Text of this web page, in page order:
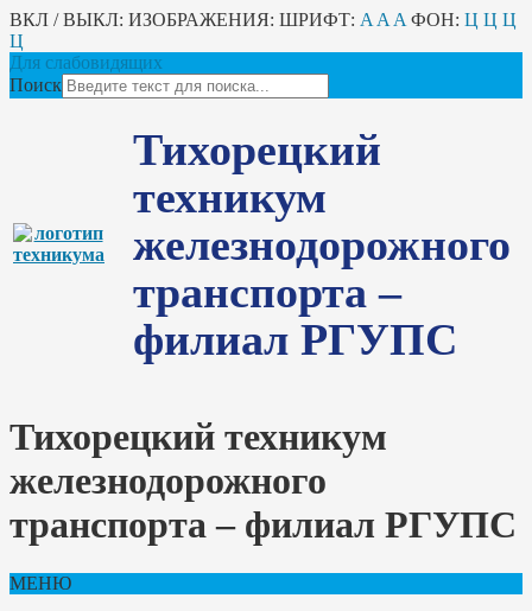
ВКЛ / ВЫКЛ: ИЗОБРАЖЕНИЯ: ШРИФТ: A A A ФОН: Ц Ц Ц
Ц
Для слабовидящих
Поиск
Тихорецкий
техникум
железнодорожного
транспорта –
филиал РГУПС
Тихорецкий техникум
железнодорожного
транспорта – филиал РГУПС
МЕНЮ